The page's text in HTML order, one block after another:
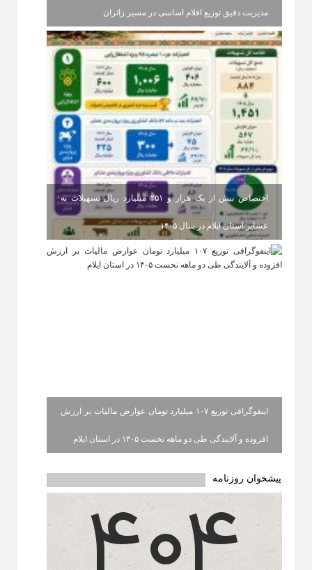
مدیریت دقیق توزیع اقلام اساسی در مسیر زائران
اختصاص بیش از یک هزار و ۴۵۱ میلیارد ریال تسهیلات به
عشایر استان ایلام در سال ۱۴۰۵
اینفوگرافی توزیع ۱۰۷ میلیارد تومان عوارض مالیات بر ارزش
افزوده و آلایندگی طی دو ماهه نخست ۱۴۰۵ در استان ایلام
پیشخوان روزنامه